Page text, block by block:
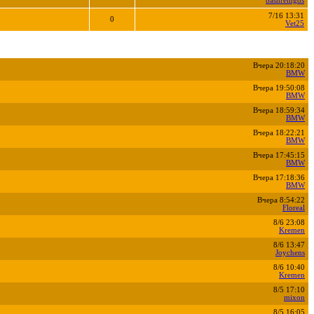
0
7/16 13:31
Vet25
Вчера 20:18:20
BMW
Вчера 19:50:08
BMW
Вчера 18:59:34
BMW
Вчера 18:22:21
BMW
Вчера 17:45:15
BMW
Вчера 17:18:36
BMW
Вчера 8:54:22
Floreal
8/6 23:08
Kremen
8/6 13:47
Joychens
8/6 10:40
Kremen
8/5 17:10
mixon
8/5 16:05